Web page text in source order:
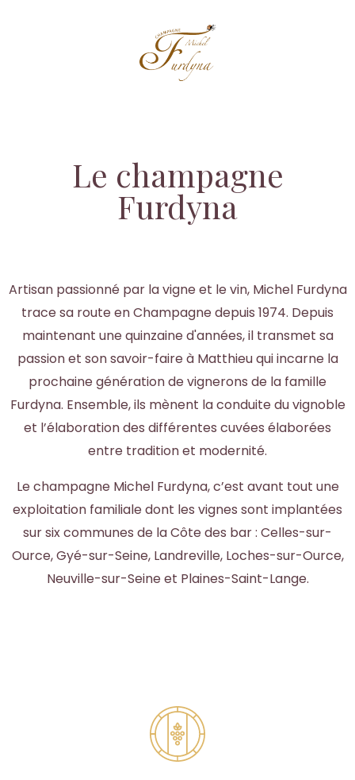
Le champagne
Furdyna
Artisan passionné par la vigne et le vin, Michel Furdyna
trace sa route en Champagne depuis 1974. Depuis
maintenant une quinzaine d'années, il transmet sa
passion et son savoir-faire à Matthieu qui incarne la
prochaine génération de vignerons de la famille
Furdyna. Ensemble, ils mènent la conduite du vignoble
et l’élaboration des différentes cuvées élaborées
entre tradition et modernité.
Le champagne Michel Furdyna, c’est avant tout une
exploitation familiale dont les vignes sont implantées
sur six communes de la Côte des bar : Celles-sur-
Ource, Gyé-sur-Seine, Landreville, Loches-sur-Ource,
Neuville-sur-Seine et Plaines-Saint-Lange.